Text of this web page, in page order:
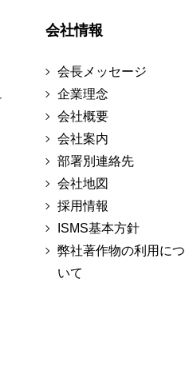
会社情報
会長メッセージ
企業理念
会社概要
会社案内
部署別連絡先
会社地図
採用情報
ISMS基本方針
弊社著作物の利用につ
いて